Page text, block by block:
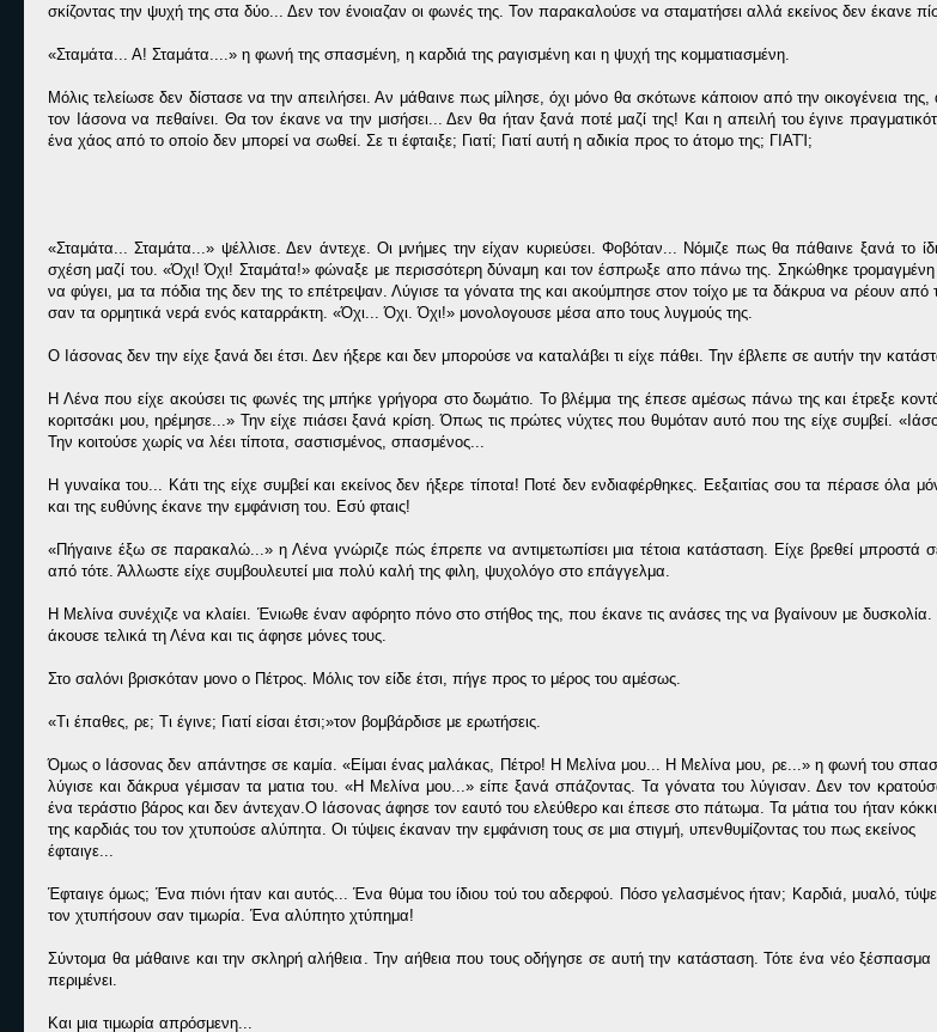
σκίζοντας την ψυχή της στα δύο... Δεν τον ένοιαζαν οι φωνές της. Τον παρακαλούσε να σταματήσει αλλά εκείνος δεν έκανε
«Σταμάτα... Α! Σταμάτα....» η φωνή της σπασμένη, η καρδιά της ραγισμένη και η ψυχή της κομματιασμένη.
Μόλις τελείωσε δεν δίστασε να την απειλήσει. Αν μάθαινε πως μίλησε, όχι μόνο θα σκότωνε κάποιον από την οικογένεια
τον Ιάσονα να πεθαίνει. Θα τον έκανε να την μισήσει... Δεν θα ήταν ξανά ποτέ μαζί της! Και η απειλή του έγινε
ένα χάος από το οποίο δεν μπορεί να σωθεί. Σε τι έφταιξε; Γιατί; Γιατί αυτή η αδικία προς το άτομο της; ΓΙΑΤΊ;
«Σταμάτα... Σταμάτα...» ψέλλισε. Δεν άντεχε. Οι μνήμες την είχαν κυριεύσει. Φοβόταν... Νόμιζε πως θα πάθαινε ξανά το
σχέση μαζί του. «Όχι! Όχι! Σταμάτα!» φώναξε με περισσότερη δύναμη και τον έσπρωξε απο πάνω της. Σηκώθηκε
να φύγει, μα τα πόδια της δεν της το επέτρεψαν. Λύγισε τα γόνατα της και ακούμπησε στον τοίχο με τα δάκρυα να ρέουν από
σαν τα ορμητικά νερά ενός καταρράκτη. «Όχι... Όχι. Όχι!» μονολογουσε μέσα απο τους λυγμούς της.
Ο Ιάσονας δεν την είχε ξανά δει έτσι. Δεν ήξερε και δεν μπορούσε να καταλάβει τι είχε πάθει. Την έβλεπε σε αυτήν την
Η Λένα που είχε ακούσει τις φωνές της μπήκε γρήγορα στο δωμάτιο. Το βλέμμα της έπεσε αμέσως πάνω της και έτρεξε
κοριτσάκι μου, ηρέμησε...» Την είχε πιάσει ξανά κρίση. Όπως τις πρώτες νύχτες που θυμόταν αυτό που της είχε συμβεί.
Την κοιτούσε χωρίς να λέει τίποτα, σαστισμένος, σπασμένος...
Η γυναίκα του... Κάτι της είχε συμβεί και εκείνος δεν ήξερε τίποτα! Ποτέ δεν ενδιαφέρθηκες. Εεξαιτίας σου τα πέρασε όλα
και της ευθύνης έκανε την εμφάνιση του. Εσύ φταις!
«Πήγαινε έξω σε παρακαλώ...» η Λένα γνώριζε πώς έπρεπε να αντιμετωπίσει μια τέτοια κατάσταση. Είχε βρεθεί μπροστά
από τότε. Άλλωστε είχε συμβουλευτεί μια πολύ καλή της φιλη, ψυχολόγο στο επάγγελμα.
Η Μελίνα συνέχιζε να κλαίει. Ένιωθε έναν αφόρητο πόνο στο στήθος της, που έκανε τις ανάσες της να βγαίνουν με
άκουσε τελικά τη Λένα και τις άφησε μόνες τους.
Στο σαλόνι βρισκόταν μονο ο Πέτρος. Μόλις τον είδε έτσι, πήγε προς το μέρος του αμέσως.
«Τι έπαθες, ρε; Τι έγινε; Γιατί είσαι έτσι;»τον βομβάρδισε με ερωτήσεις.
Όμως ο Ιάσονας δεν απάντησε σε καμία. «Είμαι ένας μαλάκας, Πέτρο! Η Μελίνα μου... Η Μελίνα μου, ρε...» η φωνή του
λύγισε και δάκρυα γέμισαν τα ματια του. «Η Μελίνα μου...» είπε ξανά σπάζοντας. Τα γόνατα του λύγισαν. Δεν τον
ένα τεράστιο βάρος και δεν άντεχαν.Ο Ιάσονας άφησε τον εαυτό του ελεύθερο και έπεσε στο πάτωμα. Τα μάτια του ήταν
της καρδιάς του τον χτυπούσε αλύπητα. Οι τύψεις έκαναν την εμφάνιση τους σε μια στιγμή, υπενθυμίζοντας του πως εκείνος
έφταιγε...
Έφταιγε όμως; Ένα πιόνι ήταν και αυτός... Ένα θύμα του ίδιου τού του αδερφού. Πόσο γελασμένος ήταν; Καρδιά, μυαλό,
τον χτυπήσουν σαν τιμωρία. Ένα αλύπητο χτύπημα!
Σύντομα θα μάθαινε και την σκληρή αλήθεια. Την αήθεια που τους οδήγησε σε αυτή την κατάσταση. Τότε ένα νέο ξέσπασμα
περιμένει.
Και μια τιμωρία απρόσμενη...